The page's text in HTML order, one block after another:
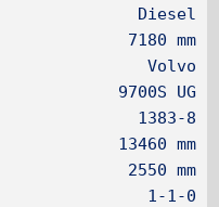
Diesel
7180 mm
Volvo
9700S UG
1383-8
13460 mm
2550 mm
1-1-0